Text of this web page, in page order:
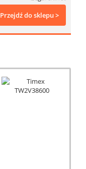
Przejdź do sklepu >